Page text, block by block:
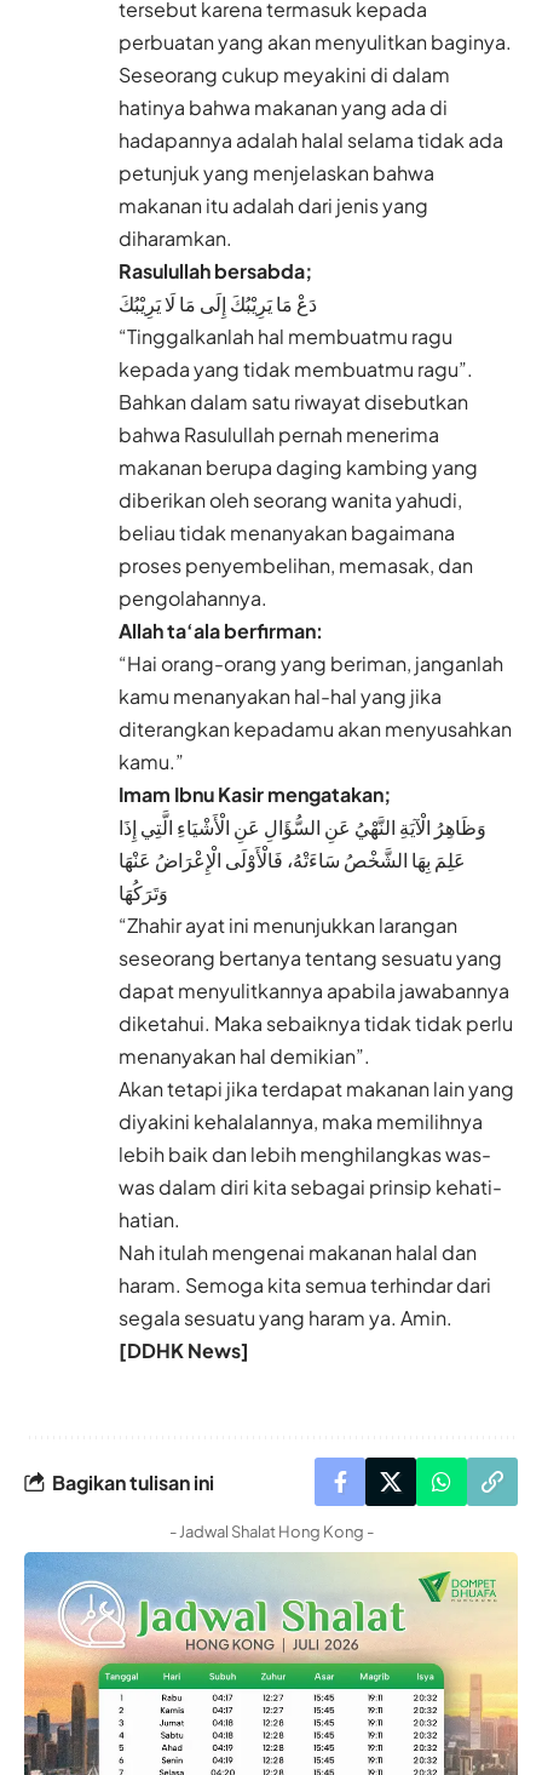
tersebut karena termasuk kepada
perbuatan yang akan menyulitkan baginya.
Seseorang cukup meyakini di dalam
hatinya bahwa makanan yang ada di
hadapannya adalah halal selama tidak ada
petunjuk yang menjelaskan bahwa
makanan itu adalah dari jenis yang
diharamkan.
Rasulullah bersabda;
دَعْ مَا يَرِيْبُكَ إِلَى مَا لَا يَرِيْبُكَ
“Tinggalkanlah hal membuatmu ragu
kepada yang tidak membuatmu ragu”.
Bahkan dalam satu riwayat disebutkan
bahwa Rasulullah pernah menerima
makanan berupa daging kambing yang
diberikan oleh seorang wanita yahudi,
beliau tidak menanyakan bagaimana
proses penyembelihan, memasak, dan
pengolahannya.
Allah ta‘ala berfirman:
“Hai orang-orang yang beriman, janganlah
kamu menanyakan hal-hal yang jika
diterangkan kepadamu akan menyusahkan
kamu.”
Imam Ibnu Kasir mengatakan;
وَظَاهِرُ الْآيَةِ النَّهْيُ عَنِ السُّؤَالِ عَنِ الْأَشْيَاءِ الَّتِي إِذَا
عَلِمَ بِهَا الشَّخْصُ سَاءَتْهُ، فَالْأَوْلَى الْإِعْرَاضُ عَنْهَا
وَتَرَكُهَا
“Zhahir ayat ini menunjukkan larangan
seseorang bertanya tentang sesuatu yang
dapat menyulitkannya apabila jawabannya
diketahui. Maka sebaiknya tidak tidak perlu
menanyakan hal demikian”.
Akan tetapi jika terdapat makanan lain yang
diyakini kehalalannya, maka memilihnya
lebih baik dan lebih menghilangkas was-
was dalam diri kita sebagai prinsip kehati-
hatian.
Nah itulah mengenai makanan halal dan
haram. Semoga kita semua terhindar dari
segala sesuatu yang haram ya. Amin.
[DDHK News]
Bagikan tulisan ini
- Jadwal Shalat Hong Kong -